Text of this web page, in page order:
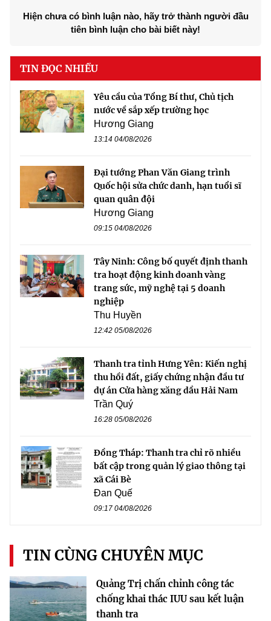
Hiện chưa có bình luận nào, hãy trở thành người đầu
tiên bình luận cho bài biết này!
TIN ĐỌC NHIỀU
Yêu cầu của Tổng Bí thư, Chủ tịch
nước về sắp xếp trường học
Hương Giang
13:14 04/08/2026
Đại tướng Phan Văn Giang trình
Quốc hội sửa chức danh, hạn tuổi sĩ
quan quân đội
Hương Giang
09:15 04/08/2026
Tây Ninh: Công bố quyết định thanh
tra hoạt động kinh doanh vàng
trang sức, mỹ nghệ tại 5 doanh
nghiệp
Thu Huyền
12:42 05/08/2026
Thanh tra tỉnh Hưng Yên: Kiến nghị
thu hồi đất, giấy chứng nhận đầu tư
dự án Cửa hàng xăng dầu Hải Nam
Trần Quý
16:28 05/08/2026
Đồng Tháp: Thanh tra chỉ rõ nhiều
bất cập trong quản lý giao thông tại
xã Cái Bè
Đan Quế
09:17 04/08/2026
TIN CÙNG CHUYÊN MỤC
Quảng Trị chấn chỉnh công tác
chống khai thác IUU sau kết luận
thanh tra